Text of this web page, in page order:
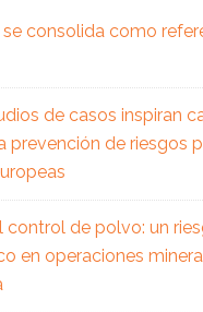
se consolida como
de casos inspiran
prevención de riesgos
control de polvo: un
en operaciones